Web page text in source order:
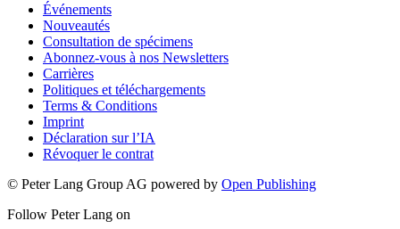
Événements
Nouveautés
Consultation de spécimens
Abonnez-vous à nos Newsletters
Carrières
Politiques et téléchargements
Terms & Conditions
Imprint
Déclaration sur l’IA
Révoquer le contrat
© Peter Lang Group AG powered by Open Publishing
Follow Peter Lang on